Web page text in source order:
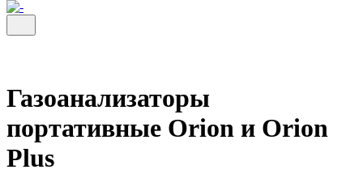
Газоанализаторы
портативные Orion и Orion
Plus